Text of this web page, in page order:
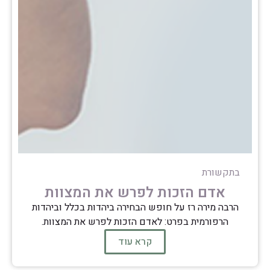
בתקשורת
אדם הזכות לפרש את המצוות
הרבה מירה רז על חופש הבחירה ביהדות בכלל וביהדות
הרפורמית בפרט: לאדם הזכות לפרש את המצוות.
קרא עוד